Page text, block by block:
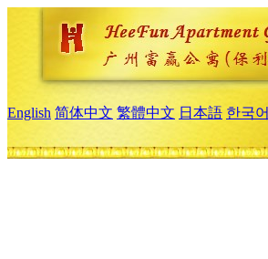
English 简体中文 繁體中文 日本語 한국어